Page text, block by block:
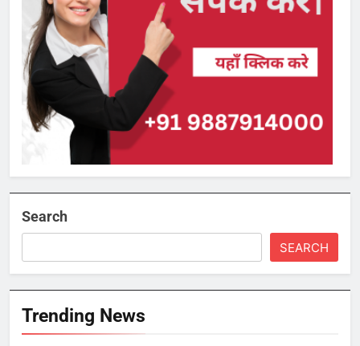
Search
SEARCH
Trending News